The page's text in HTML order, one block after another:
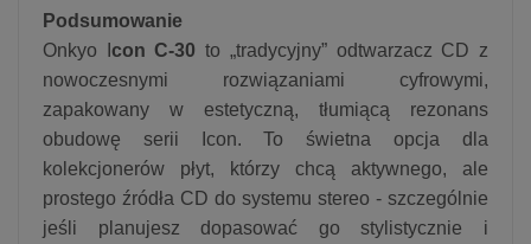
Podsumowanie
Onkyo I con C-30 to „tradycyjny” odtwarzacz CD z
nowoczesnymi rozwiązaniami cyfrowymi,
zapakowany w estetyczną, tłumiącą rezonans
obudowę serii Icon. To świetna opcja dla
kolekcjonerów płyt, którzy chcą aktywnego, ale
prostego źródła CD do systemu stereo - szczególnie
jeśli planujesz dopasować go stylistycznie i